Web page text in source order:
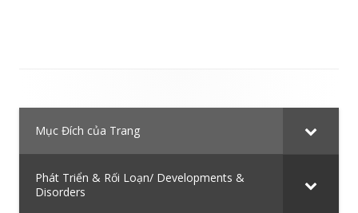
Main
Sidebar
Mục Đích của Trang
Phát Triển & Rối Loạn/ Developments &
Disorders